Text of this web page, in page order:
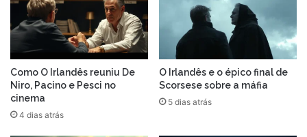
Como O Irlandês reuniu De
Niro, Pacino e Pesci no
cinema
4 dias atrás
O Irlandês e o épico final de
Scorsese sobre a máfia
5 dias atrás